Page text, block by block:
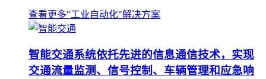
查看更多"工业自动化"解决方案
智能交通系统依托先进的信息通信技术，实现
交通流量监测、信号控制、车辆管理和应急响